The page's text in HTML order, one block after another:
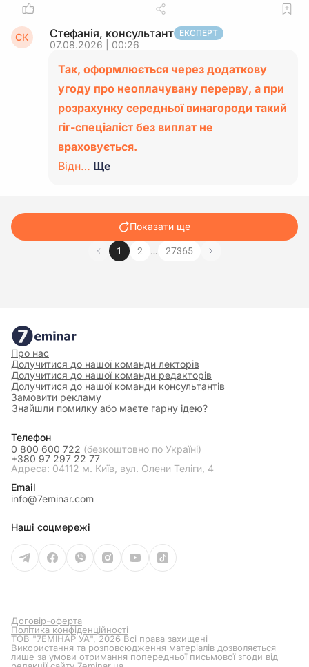
СК Стефанія, консультант ЕКСПЕРТ
07.08.2026 | 00:26
Так, оформлюється через додаткову
угоду про неоплачувану перерву, а при
розрахунку середньої винагороди такий
гіг-спеціаліст без виплат не
враховується.
Відн… Ще
Показати ще
1 2 … 27365
Про нас
Долучитися до нашої команди лекторів
Долучитися до нашої команди редакторів
Долучитися до нашої команди консультантів
Замовити рекламу
Знайшли помилку або маєте гарну ідею?
Телефон
0 800 600 722 (безкоштовно по Україні)
+380 97 297 22 77
Адреса: 04112 м. Київ, вул. Олени Теліги, 4
Email
info@7eminar.com
Наші соцмережі
Договір-оферта
Політика конфіденційності
ТОВ "7ЕМІНАР УА", 2026 Всі права захищені
Використання та розповсюдження матеріалів дозволяється
лише за умови отримання попередньої письмової згоди від